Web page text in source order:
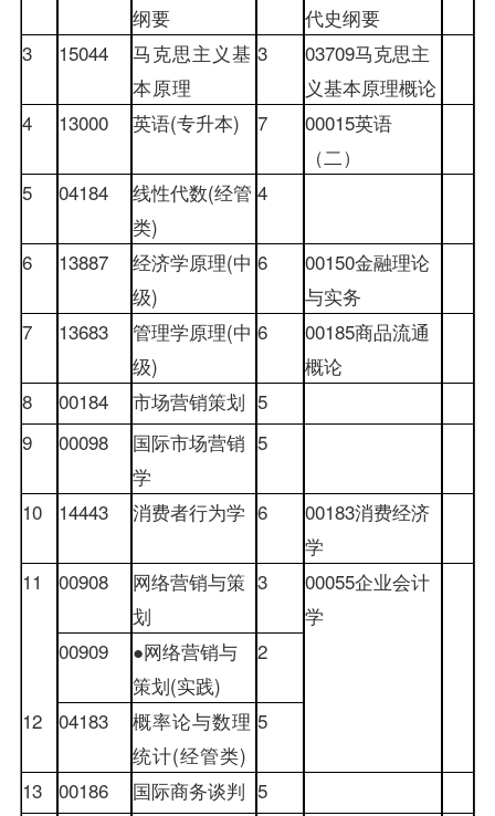
纲要
代史纲要
3
15044
马克思主义基
本原理
3 03709马克思主
义基本原理概论
4
13000 英语(专升本) 7 00015英语
（二）
5
04184 线性代数(经管
类)
4
6 13887 经济学原理(中
级)
6 00150金融理论
与实务
7
13683 管理学原理(中
级)
6 00185商品流通
概论
8
00184 市场营销策划 5
9
00098
国际市场营销
学
5
10 14443 消费者行为学 6 00183消费经济
学
11
00908
网络营销与策
划
3 00055企业会计
学
00909
●网络营销与
策划(实践)
2
12 04183
概率论与数理
统计(经管类)
5
13 00186 国际商务谈判 5